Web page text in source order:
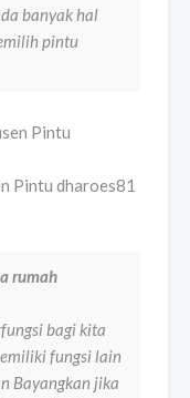
banyak hal
pintu
Pintu dharoes81
rumah
bagi kita
fungsi lain
Bayangkan jika